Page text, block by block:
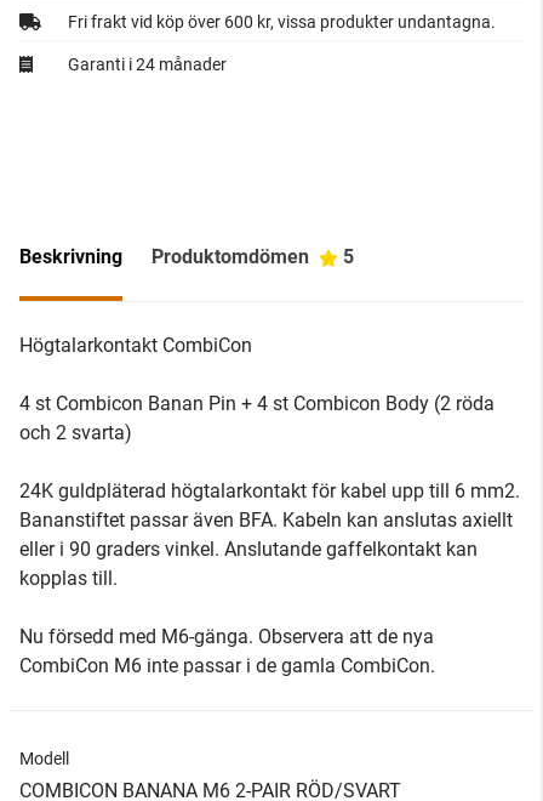
Fri frakt vid köp över 600 kr, vissa produkter undantagna.
Garanti i 24 månader
Beskrivning Produktomdömen 5
Högtalarkontakt CombiCon
4 st Combicon Banan Pin + 4 st Combicon Body (2 röda
och 2 svarta)
24K guldpläterad högtalarkontakt för kabel upp till 6 mm2.
Bananstiftet passar även BFA. Kabeln kan anslutas axiellt
eller i 90 graders vinkel. Anslutande gaffelkontakt kan
kopplas till.
Nu försedd med M6-gänga. Observera att de nya
CombiCon M6 inte passar i de gamla CombiCon.
Modell
COMBICON BANANA M6 2-PAIR RÖD/SVART